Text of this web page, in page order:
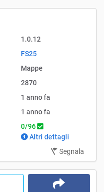
1.0.12
FS25
Mappe
2870
1 anno fa
1 anno fa
0/96
Altri dettagli
Segnala